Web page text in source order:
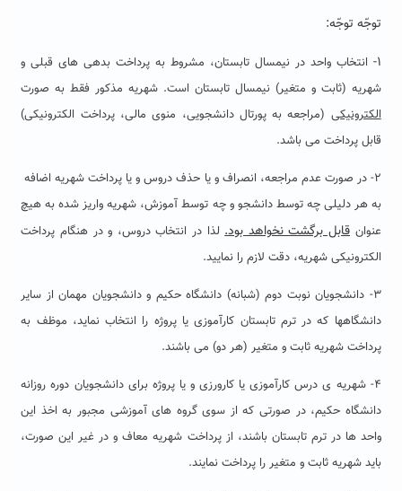
توجّه توجّه:
۱- انتخاب واحد در نیمسال تابستان، مشروط به پرداخت بدهی های قبلی و
شهریه (ثابت و متغیر) نیمسال تابستان است. شهریه مذکور فقط به صورت
الکترونیکی (مراجعه به پورتال دانشجویی، منوی مالی، پرداخت الکترونیکی)
قابل پرداخت می باشد.
۲- در صورت عدم مراجعه، انصراف و یا حذف دروس و یا پرداخت شهریه اضافه
به هر دلیلی چه توسط دانشجو و چه توسط آموزش، شهریه واریز شده به هیچ
عنوان قابل برگشت نخواهد بود.لذا در انتخاب دروس، و در هنگام پرداخت
الکترونیکی شهریه، دقت لازم را نمایید.
۳- دانشجویان نوبت دوم (شبانه) دانشگاه حکیم و دانشجویان مهمان از سایر
دانشگاهها که در ترم تابستان کارآموزی یا پروژه را انتخاب نماید، موظف به
پرداخت شهریه ثابت و متغیر (هر دو) می باشند.
۴- شهریه ی درس کارآموزی یا کارورزی و یا پروژه برای دانشجویان دوره روزانه
دانشگاه حکیم، در صورتی که از سوی گروه های آموزشی مجبور به اخذ این
واحد ها در ترم تابستان باشند، از پرداخت شهریه معاف و در غیر این صورت،
باید شهریه ثابت و متغیر را پرداخت نمایند.